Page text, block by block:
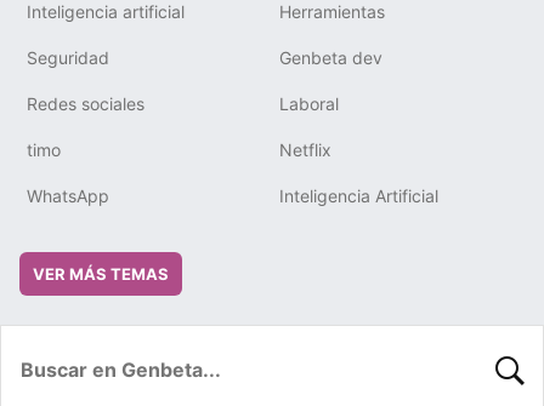
Inteligencia artificial Herramientas
Seguridad Genbeta dev
Redes sociales Laboral
timo Netflix
WhatsApp Inteligencia Artificial
VER MÁS TEMAS